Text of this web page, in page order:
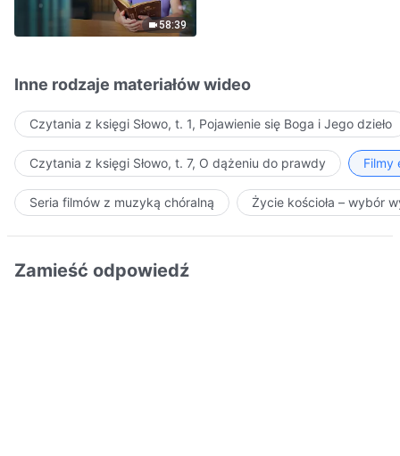
58:39
Inne rodzaje materiałów wideo
Czytania z księgi Słowo, t. 1, Pojawienie się Boga i Jego dzieło
Czytania z księgi Słowo, t. 7, O dążeniu do prawdy Filmy
Seria filmów z muzyką chóralną Życie kościoła – wybór
Zamieść odpowiedź